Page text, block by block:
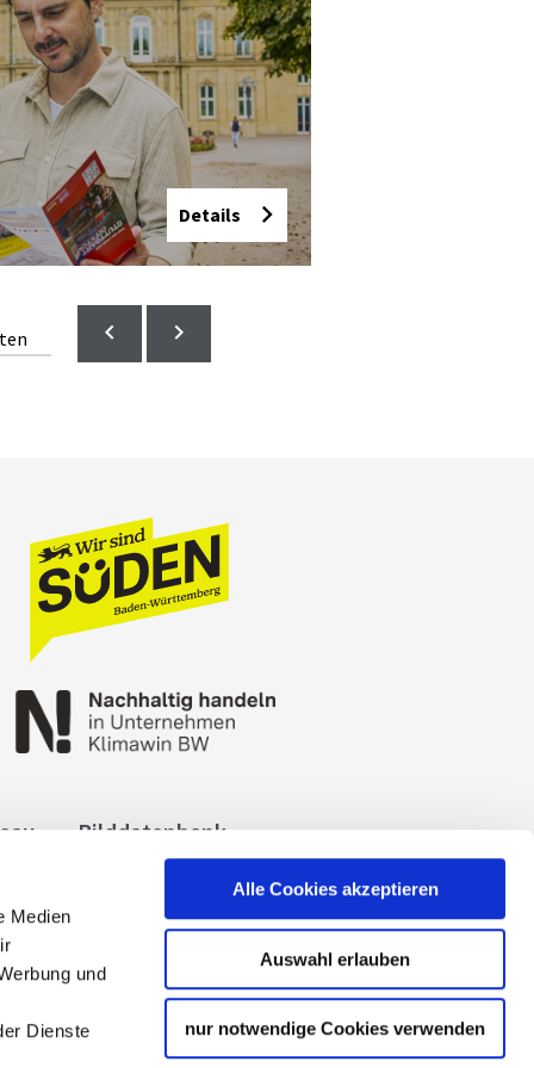
Medien
und
Dienste
Alle Cookies akzeptieren
Auswahl erlauben
nur notwendige Cookies verwenden
Details
Bilddatenbank